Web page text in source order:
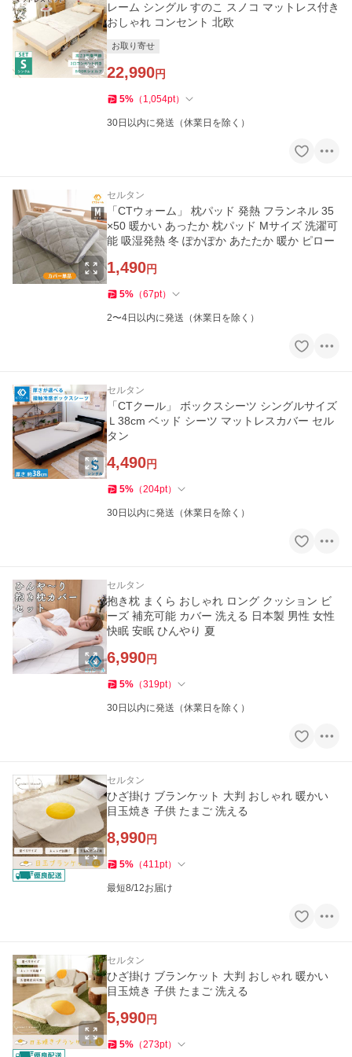
レーム シングル すのこ スノコ マットレス付き
おしゃれ コンセント 北欧
お取り寄せ
22,990円
5% （ 1,054pt）
30日以内に発送（休業日を除く）
セルタン
「CTウォーム」 枕パッド 発熱 フランネル 35
×50 暖かい あったか 枕パッド Mサイズ 洗濯可
能 吸湿発熱 冬 ぽかぽか あたたか 暖か ピロー
1,490円
5% （67pt）
2〜4日以内に発送（休業日を除く）
セルタン
「CTクール」 ボックスシーツ シングルサイズ
Ｌ38cm ベッド シーツ マットレスカバー セル
タン
4,490円
5% （204pt）
30日以内に発送（休業日を除く）
セルタン
抱き枕 まくら おしゃれ ロング クッション ビ
ーズ 補充可能 カバー 洗える 日本製 男性 女性
快眠 安眠 ひんやり 夏
6,990円
5% （319pt）
30日以内に発送（休業日を除く）
セルタン
ひざ掛け ブランケット 大判 おしゃれ 暖かい
目玉焼き 子供 たまご 洗える
8,990円
5% （411pt）
最短8/12お届け
セルタン
ひざ掛け ブランケット 大判 おしゃれ 暖かい
目玉焼き 子供 たまご 洗える
5,990円
5% （273pt）